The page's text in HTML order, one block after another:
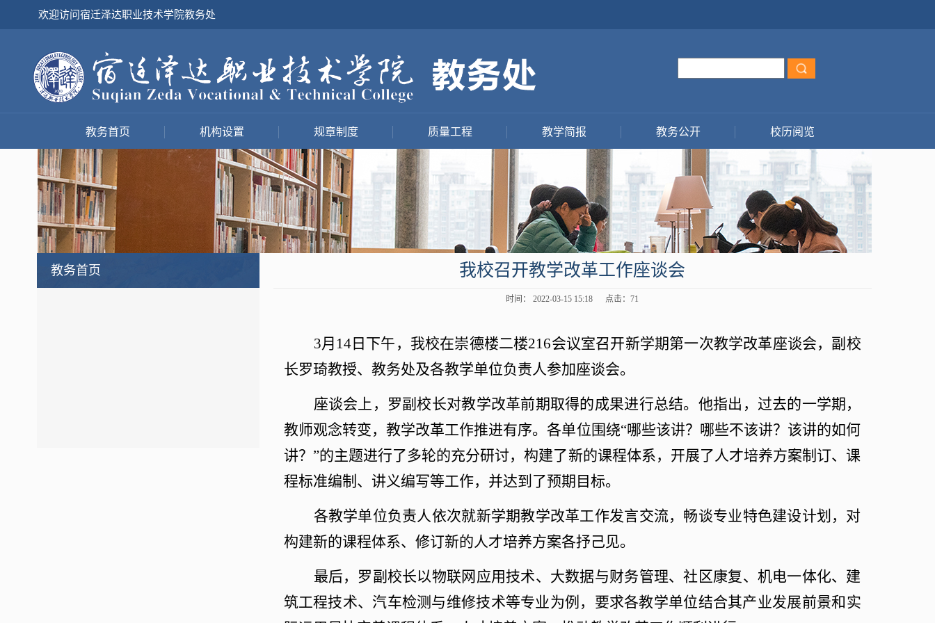
欢迎访问宿迁泽达职业技术学院教务处
教务首页 机构设置 规章制度 质量工程 教学简报 教务公开 校历阅览
教务首页 我校召开教学改革工作座谈会
时间： 2022-03-15 15:18 点击： 71
3月 14日下午，我校在崇德楼二楼216会议室召开新学期第一次教学改革座谈会，副校
长罗琦教授、教务处及各教学单位负责人参加座谈会。
座谈会上，罗副校长对教学改革前期取得的成果进行总结。他指出，过去的一学期，
教师观念转变，教学改革工作推进有序。各单位围绕“哪些该讲？哪些不该讲？该讲的如何
讲？”的主题进行了多轮的充分研讨，构建了新的课程体系，开展了人才培养方案制订、课
程标准编制、讲义编写等工作，并达到了预期目标。
各教学单位负责人依次就新学期教学改革工作发言交流，畅谈专业特色建设计划，对
构建新的课程体系、修订新的人才培养方案各抒己见。
最后，罗副校长以物联网应用技术、大数据与财务管理、社区康复、机电一体化、建
筑工程技术、汽车检测与维修技术等专业为例，要求各教学单位结合其产业发展前景和实